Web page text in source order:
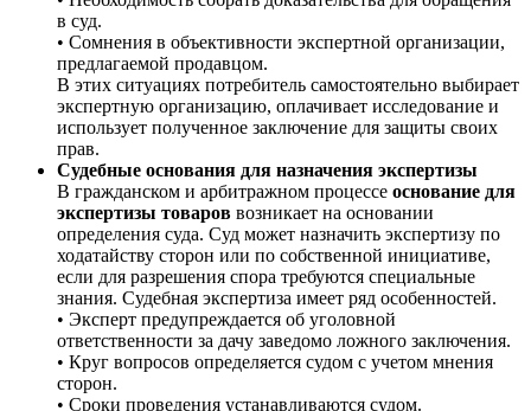
в суд.
• Сомнения в объективности экспертной организации,
предлагаемой продавцом.
В этих ситуациях потребитель самостоятельно выбирает
экспертную организацию, оплачивает исследование и
использует полученное заключение для защиты своих
прав.
Судебные основания для назначения экспертизы
В гражданском и арбитражном процессе основание для
экспертизы товаров возникает на основании
определения суда. Суд может назначить экспертизу по
ходатайству сторон или по собственной инициативе,
если для разрешения спора требуются специальные
знания. Судебная экспертиза имеет ряд особенностей.
• Эксперт предупреждается об уголовной
ответственности за дачу заведомо ложного заключения.
• Круг вопросов определяется судом с учетом мнения
сторон.
• Сроки проведения устанавливаются судом.